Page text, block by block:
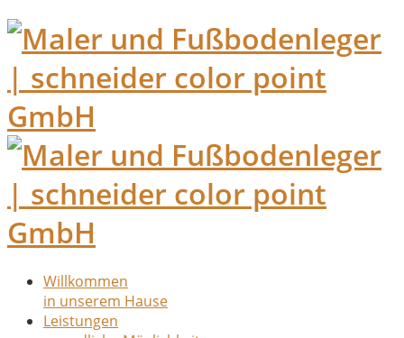
Willkommen
in unserem Hause
Leistungen